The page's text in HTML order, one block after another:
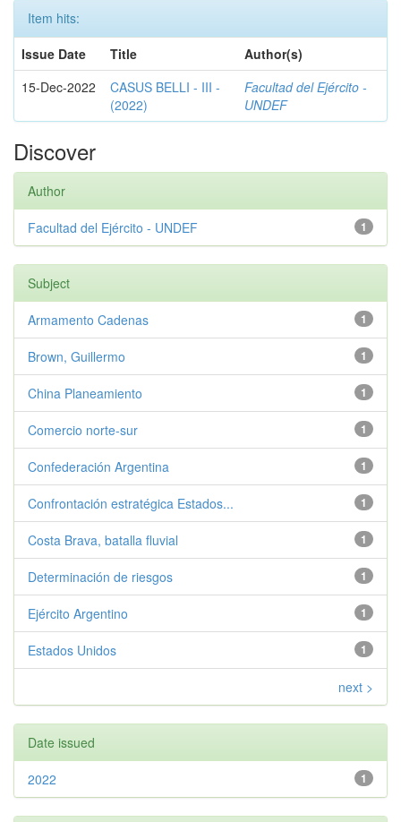
Item hits:
Issue Date
Title
Author(s)
15-Dec-2022
CASUS BELLI - III -
(2022)
Facultad del Ejército -
UNDEF
Discover
Author
1
Facultad del Ejército - UNDEF
Subject
1
Armamento Cadenas
1
Brown, Guillermo
1
China Planeamiento
1
Comercio norte-sur
1
Confederación Argentina
1
Confrontación estratégica Estados...
1
Costa Brava, batalla fluvial
1
Determinación de riesgos
1
Ejército Argentino
1
Estados Unidos
next >
Date issued
1
2022